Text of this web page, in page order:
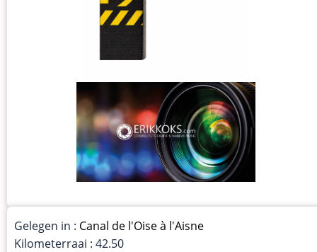
Gelegen in : Canal de l'Oise à l'Aisne
Kilometerraai : 42.50